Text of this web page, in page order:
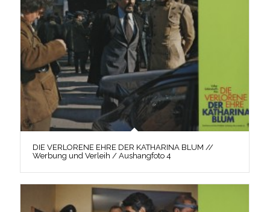
DIE VERLORENE EHRE DER KATHARINA BLUM //
Werbung und Verleih / Aushangfoto 4